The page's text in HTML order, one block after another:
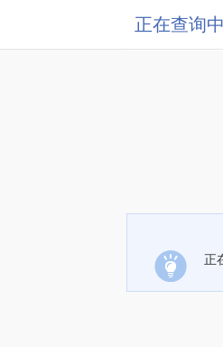
正在查询中
正